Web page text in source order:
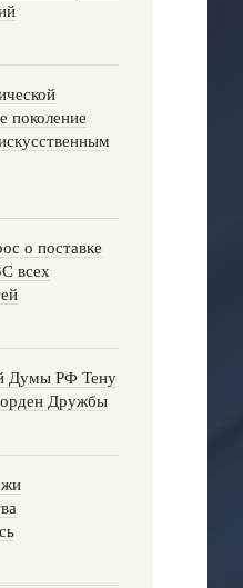
поколение
о поставке
всех
Думы РФ Тену
Дружбы